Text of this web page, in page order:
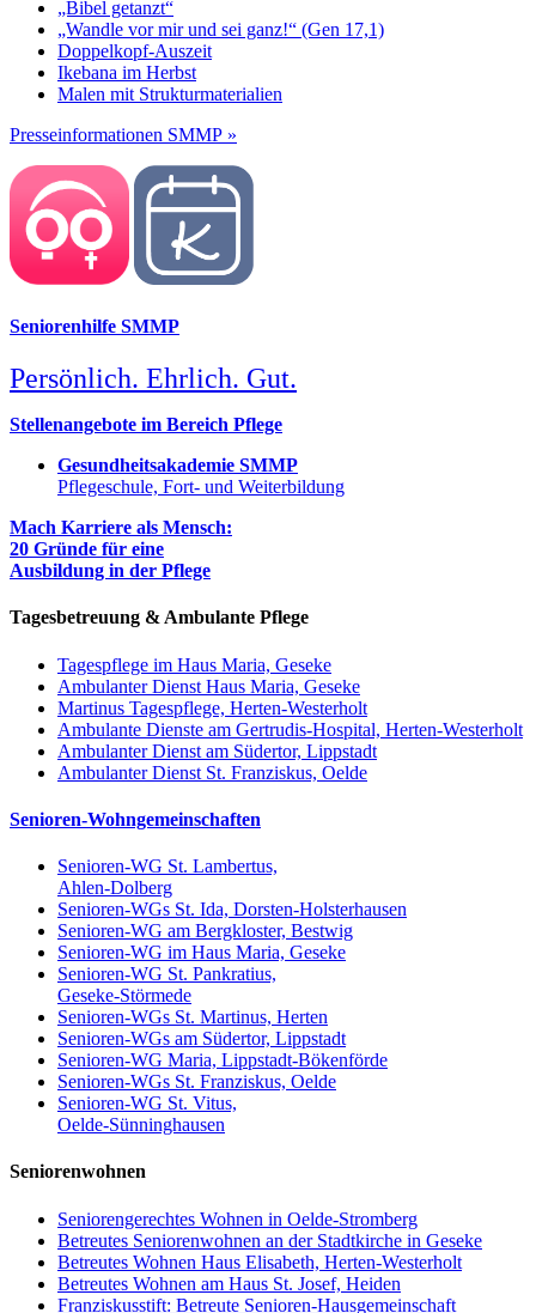
„Bibel getanzt“
„Wandle vor mir und sei ganz!“ (Gen 17,1)
Doppelkopf-Auszeit
Ikebana im Herbst
Malen mit Strukturmaterialien
Presseinformationen SMMP »
Seniorenhilfe SMMP
Persönlich. Ehrlich. Gut.
Stellenangebote im Bereich Pflege
Gesundheitsakademie SMMP
Pflegeschule, Fort- und Weiterbildung
Mach Karriere als Mensch:
20 Gründe für eine
Ausbildung in der Pflege
Tagesbetreuung & Ambulante Pflege
Tagespflege im Haus Maria, Geseke
Ambulanter Dienst Haus Maria, Geseke
Martinus Tagespflege, Herten-Westerholt
Ambulante Dienste am Gertrudis-Hospital, Herten-Westerholt
Ambulanter Dienst am Südertor, Lippstadt
Ambulanter Dienst St. Franziskus, Oelde
Senioren-Wohngemeinschaften
Senioren-WG St. Lambertus,
Ahlen-Dolberg
Senioren-WGs St. Ida, Dorsten-Holsterhausen
Senioren-WG am Bergkloster, Bestwig
Senioren-WG im Haus Maria, Geseke
Senioren-WG St. Pankratius,
Geseke-Störmede
Senioren-WGs St. Martinus, Herten
Senioren-WGs am Südertor, Lippstadt
Senioren-WG Maria, Lippstadt-Bökenförde
Senioren-WGs St. Franziskus, Oelde
Senioren-WG St. Vitus,
Oelde-Sünninghausen
Seniorenwohnen
Seniorengerechtes Wohnen in Oelde-Stromberg
Betreutes Seniorenwohnen an der Stadtkirche in Geseke
Betreutes Wohnen Haus Elisabeth, Herten-Westerholt
Betreutes Wohnen am Haus St. Josef, Heiden
Franziskusstift: Betreute Senioren-Hausgemeinschaft